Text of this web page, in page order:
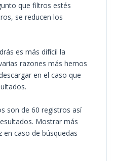
que filtros estés
se reducen los
es más difícil la
razones más hemos
en el caso que
son de 60 registros así
Mostrar más
caso de búsquedas